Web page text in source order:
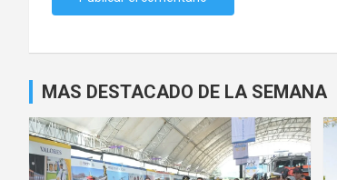
MAS DESTACADO DE LA SEMANA